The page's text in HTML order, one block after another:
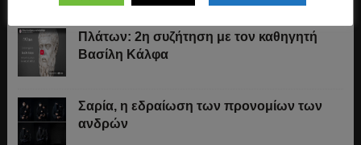
Πλάτων: 2η συζήτηση με τον καθηγητή
Βασίλη Κάλφα
Σαρία, η εδραίωση των προνομίων των
ανδρών